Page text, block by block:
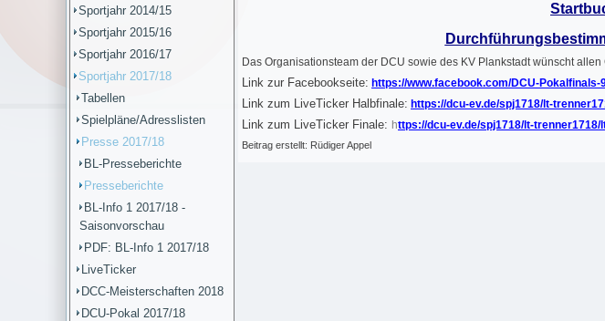
Sportjahr 2014/15
Sportjahr 2015/16
Sportjahr 2016/17
Sportjahr 2017/18
Tabellen
Spielpläne/Adresslisten
Presse 2017/18
BL-Presseberichte
Presseberichte
BL-Info 1 2017/18 -
Saisonvorschau
PDF: BL-Info 1 2017/18
LiveTicker
DCC-Meisterschaften 2018
DCU-Pokal 2017/18
Das Organisationsteam der DCU sowie des KV Plankstadt wünscht
Link zur Facebookseite: https://www.facebook.com/DCU-Pokalfinals-
Link zum LiveTicker Halbfinale: https://dcu-ev.de/spj1718/lt-
Link zum LiveTicker Finale: https://dcu-ev.de/spj1718/lt-
Beitrag erstellt: Rüdiger Appel